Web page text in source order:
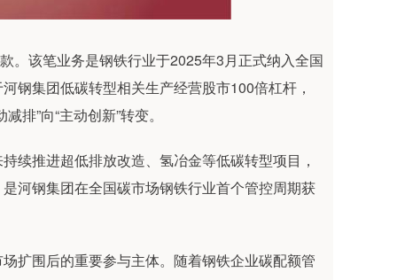
。该笔业务是钢铁行业于2025年3月正式纳入全国
钢集团低碳转型相关生产经营股市100倍杠杆，
排”向“主动创新”转变。
续推进超低排放改造、氢冶金等低碳转型项目，
河钢集团在全国碳市场钢铁行业首个管控周期获
扩围后的重要参与主体。随着钢铁企业碳配额管